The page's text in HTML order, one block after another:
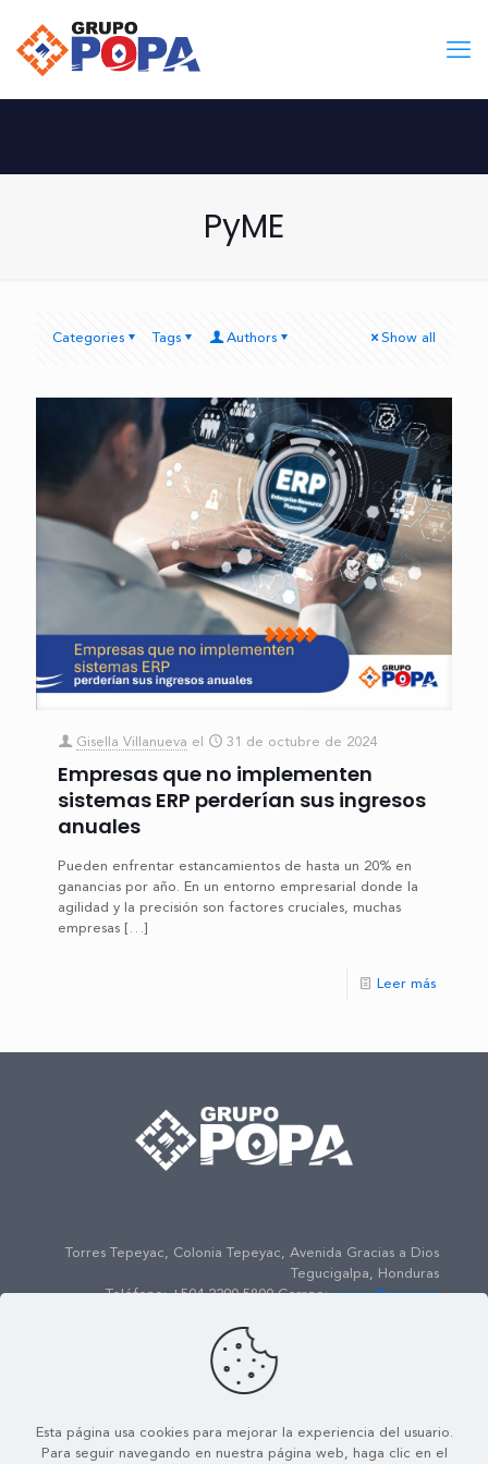
PyME
Categories Tags Authors Show all
Gisella Villanueva el 31 de octubre de 2024
Empresas que no implementen
sistemas ERP perderían sus ingresos
anuales
Pueden enfrentar estancamientos de hasta un 20% en
ganancias por año. En un entorno empresarial donde la
agilidad y la precisión son factores cruciales, muchas
empresas […]
Leer más
Torres Tepeyac, Colonia Tepeyac, Avenida Gracias a Dios
Tegucigalpa, Honduras
Teléfono: +504 2290-5800 Correo:gpopa@popa.hn
| Todos los Derechos Reservados |
Mapa de Sitio Contáctenos
Política de Seguridad de la
Esta página usa cookies para mejorar la experiencia del usuario.
Para seguir navegando en nuestra página web, haga clic en el